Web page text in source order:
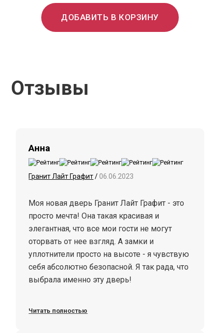
ДОБАВИТЬ В КОРЗИНУ
Отзывы
Анна
Гранит Лайт Графит/06.06.2023
Моя новая дверь Гранит Лайт Графит - это
просто мечта! Она такая красивая и
элегантная, что все мои гости не могут
оторвать от нее взгляд. А замки и
уплотнители просто на высоте - я чувствую
себя абсолютно безопасной. Я так рада, что
выбрала именно эту дверь!
Читать полностью